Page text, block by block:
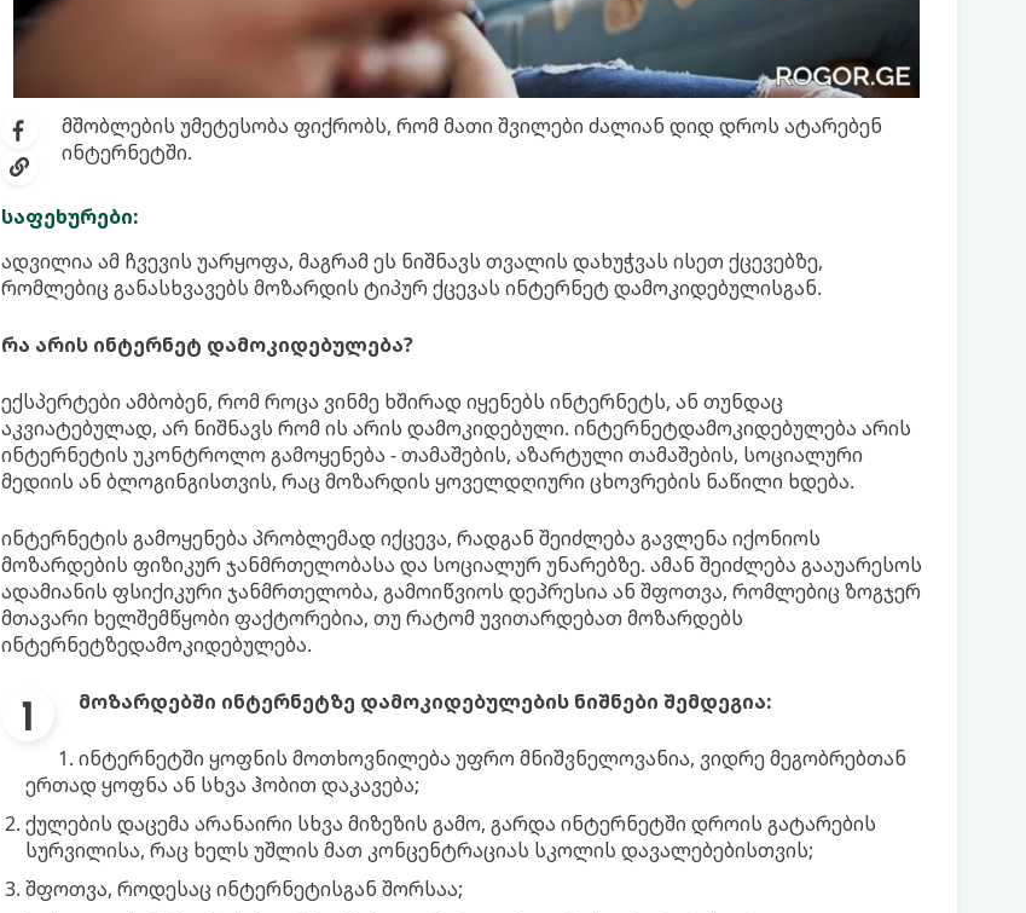
მშობლების უმეტესობა ფიქრობს, რომ მათი შვილები ძალიან დიდ დროს ატარებენ
ინტერნეტში.
საფეხურები:
ადვილია ამ ჩვევის უარყოფა, მაგრამ ეს ნიშნავს თვალის დახუჭვას ისეთ ქცევებზე,
რომლებიც განასხვავებს მოზარდის ტიპურ ქცევას ინტერნეტ დამოკიდებულისგან.
რა არის ინტერნეტ დამოკიდებულება?
ექსპერტები ამბობენ, რომ როცა ვინმე ხშირად იყენებს ინტერნეტს, ან თუნდაც
აკვიატებულად, არ ნიშნავს რომ ის არის დამოკიდებული. ინტერნეტდამოკიდებულება არის
ინტერნეტის უკონტროლო გამოყენება - თამაშების, აზარტული თამაშების, სოციალური
მედიის ან ბლოგინგისთვის, რაც მოზარდის ყოველდღიური ცხოვრების ნაწილი ხდება.
ინტერნეტის გამოყენება პრობლემად იქცევა, რადგან შეიძლება გავლენა იქონიოს
მოზარდების ფიზიკურ ჯანმრთელობასა და სოციალურ უნარებზე. ამან შეიძლება გააუარესოს
ადამიანის ფსიქიკური ჯანმრთელობა, გამოიწვიოს დეპრესია ან შფოთვა, რომლებიც ზოგჯერ
მთავარი ხელშემწყობი ფაქტორებია, თუ რატომ უვითარდებათ მოზარდებს
ინტერნეტზედამოკიდებულება.
მოზარდებში ინტერნეტზე დამოკიდებულების ნიშნები შემდეგია:
ინტერნეტში ყოფნის მოთხოვნილება უფრო მნიშვნელოვანია, ვიდრე მეგობრებთან
ერთად ყოფნა ან სხვა ჰობით დაკავება;
ქულების დაცემა არანაირი სხვა მიზეზის გამო, გარდა ინტერნეტში დროის გატარების
სურვილისა, რაც ხელს უშლის მათ კონცენტრაციას სკოლის დავალებებისთვის;
შფოთვა, როდესაც ინტერნეტისგან შორსაა;